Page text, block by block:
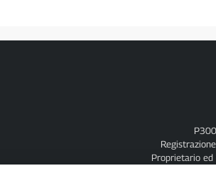
Proprietario